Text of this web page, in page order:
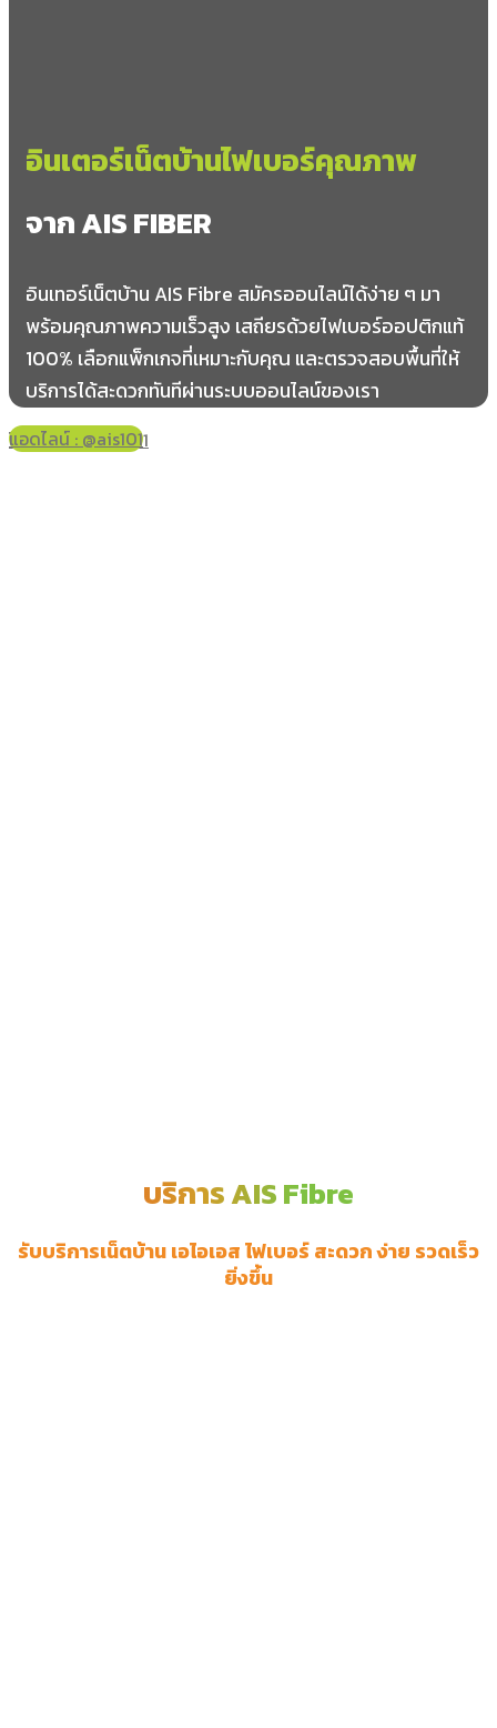
อินเตอร์เน็ตบ้านไฟเบอร์คุณภาพ
จาก AIS FIBER
อินเทอร์เน็ตบ้าน AIS Fibre สมัครออนไลน์ได้ง่าย ๆ มา
พร้อมคุณภาพความเร็วสูง เสถียรด้วยไฟเบอร์ออปติกแท้
100% เลือกแพ็กเกจที่เหมาะกับคุณ และตรวจสอบพื้นที่ให้
บริการได้สะดวกทันทีผ่านระบบออนไลน์ของเรา
โทร 061-178-2421
แอดไลน์ : @ais101
บริการ AIS Fibre
รับบริการเน็ตบ้าน เอไอเอส ไฟเบอร์ สะดวก ง่าย รวดเร็ว
ยิ่งขึ้น